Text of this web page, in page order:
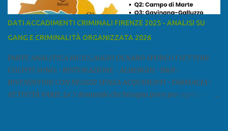
presenze mafiose in provincia sono assai rilevanti. Si segnala che
nella relazione del 2001 della Commissione parlamentare
Livorno e Lucca agiscono i clan dei Fedele...” Dalla ricerc...
DATI ACCADIMENTI CRIMINALI FIRENZE 2025 - ANALISI SU
GANG E CRIMINALITÀ ORGANIZZATA 2026
PARTE ANALITICA RICICLAGGIO DENARO SPORCO I SETTORI
COLPITI SONO: • RISTORAZIONE • ALBERGHI • B&B •
RIVENDITORI CON NEGOZI SENZA ACQUIRENTI • FARMACIA •
ATTIVITÀ VARIE Le 5 domande che bisogna porsi per capire e